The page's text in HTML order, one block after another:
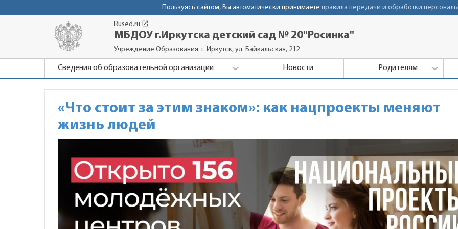
Пользуясь сайтом, Вы автоматически принимаете правила передачи и обработки
Rused.ru launch
МБДОУ г.Иркутска детский сад № 20"Росинка"
Учреждение Образования: г. Иркутск, ул. Байкальская, 212
Сведения об образовательной организации Новости Родителям
«Что стоит за этим знаком»: как нацпроекты меняют
жизнь людей